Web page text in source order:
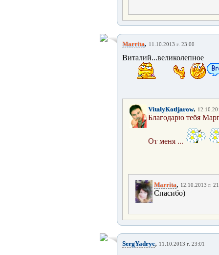
Marrita, 11.10.2013 г. 23:00
VitalyKotljarow,
Благодарю тебя
От меня ...
Marrita, 12.10.2013 г.
Спасибо)
SergYadryc, 11.10.2013 г. 23:01